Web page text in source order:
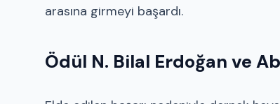
arasına girmeyi başardı.
Ödül N. Bilal Erdoğan ve